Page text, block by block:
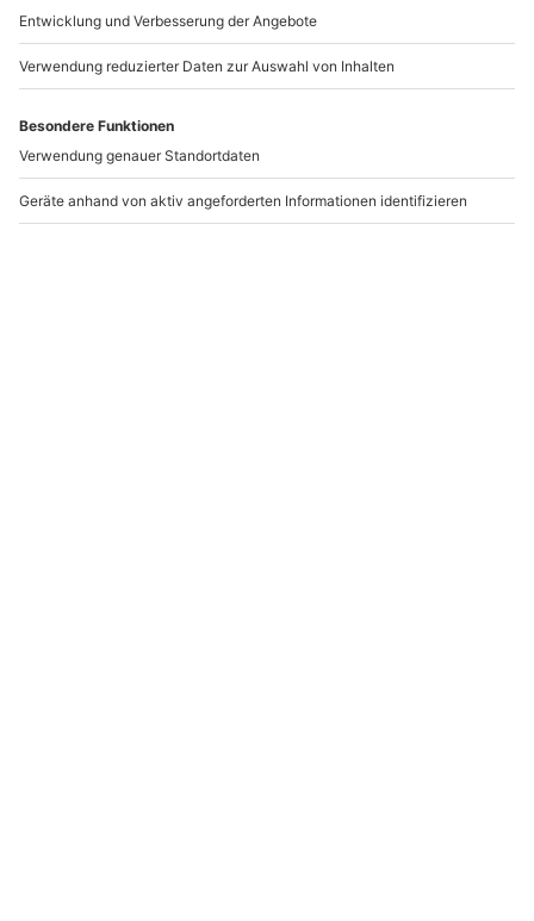
Elvis Dinner Show
Heidelberg
Heidelberg
1 Person
-15% CLUB DEAL
Elvis Dinner Walsrode
Walsrode
1 Person